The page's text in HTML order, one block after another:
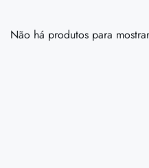
Não há produtos para mostrar